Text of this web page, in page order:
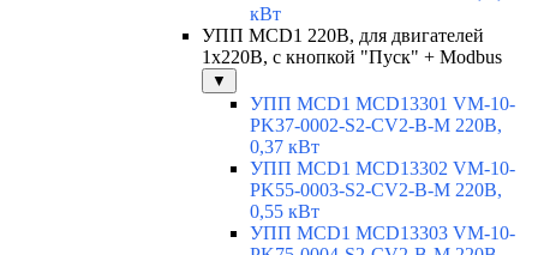
кВт
УПП MCD1 220В, для двигателей
1х220В, с кнопкой "Пуск" + Modbus
▼
УПП MCD1 MCD13301 VM-10-
PK37-0002-S2-CV2-B-M 220В,
0,37 кВт
УПП MCD1 MCD13302 VM-10-
PK55-0003-S2-CV2-B-M 220В,
0,55 кВт
УПП MCD1 MCD13303 VM-10-